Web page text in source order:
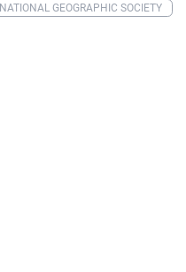
NATIONAL GEOGRAPHIC SOCIETY